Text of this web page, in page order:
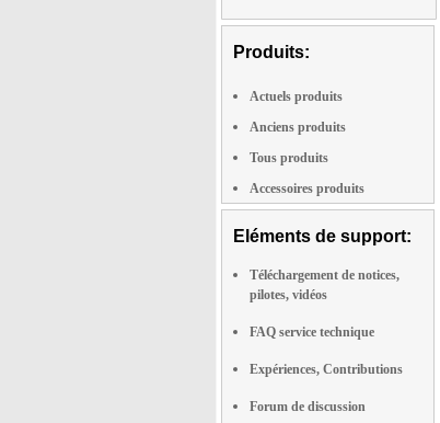
Produits:
Actuels produits
Anciens produits
Tous produits
Accessoires produits
Eléments de support:
Téléchargement de notices,
pilotes, vidéos
FAQ service technique
Expériences, Contributions
Forum de discussion